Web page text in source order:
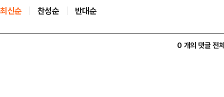
최신순 찬성순 반대순
0 개의 댓글 전